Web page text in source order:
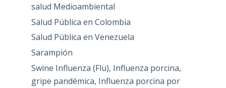
salud Medioambiental
Salud Pública en Colombia
Salud Pública en Venezuela
Sarampión
Swine Influenza (Flu), Influenza porcina,
gripe pandémica, Influenza porcina por